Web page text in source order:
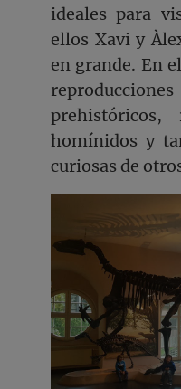
ideales para
ellos Xavi y
en grande. En
homínidos y
curiosas de